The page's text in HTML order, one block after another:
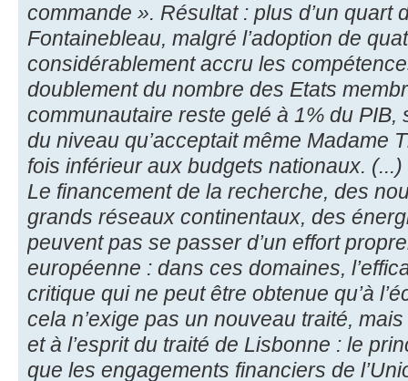
commande ». Résultat : plus d’un quart
Fontainebleau, malgré l’adoption de
considérablement accru les
doublement du nombre des Etats
communautaire reste gelé à 1% du
du niveau qu’acceptait même Madame
fois inférieur aux budgets nationaux. (...)
Le financement de la recherche, des
grands réseaux continentaux, des
peuvent pas se passer d’un effort
européenne : dans ces domaines,
critique qui ne peut être obtenue qu’à
cela n’exige pas un nouveau traité,
et à l’esprit du traité de Lisbonne : le
que les engagements financiers de